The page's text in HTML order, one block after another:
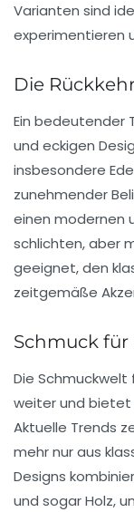
Varianten sind
experimentieren
Die
Ein bedeutender
und eckigen
insbesondere
zunehmender
einen modernen
schlichten, aber
geeignet, den
zeitgemäße
Schmuck für
Die
weiter und bietet
Aktuelle Trends
mehr nur aus
Designs
und sogar Holz,